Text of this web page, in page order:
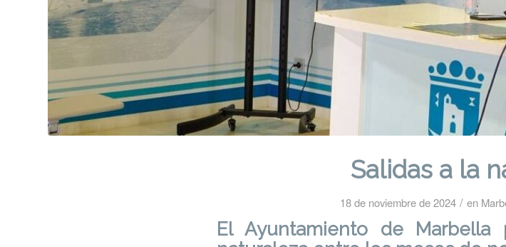
Salidas a la
18 de noviembre de 2024 / en
El Ayuntamiento de